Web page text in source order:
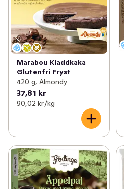
Marabou Kladdkaka
Glutenfri Fryst
420 g, Almondy
37,81 kr
90,02 kr /kg